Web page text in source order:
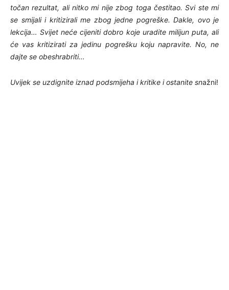
točan rezultat, ali nitko mi nije zbog toga čestitao. Svi ste mi
se smijali i kritizirali me zbog jedne pogreške. Dakle, ovo je
lekcija… Svijet neće cijeniti dobro koje uradite milijun puta, ali
će vas kritizirati za jedinu pogrešku koju napravite. No, ne
dajte se obeshrabriti…
Uvijek se uzdignite iznad podsmijeha i kritike i ostanite snažni!